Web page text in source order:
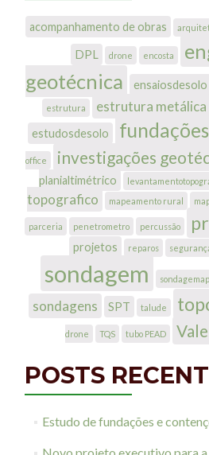
acompanhamento de obras
DPL drone encosta
geotécnica
ensaiosdesolo
estrutura estrutura metálica
estudosdesolo
fundações
office investigações
planialtimétrico
topografico
mapeamento rural
parceria penetrometro percussão
projetos reparos
sondagem
sondagens SPT talude
drone TQS tubo PEAD
POSTS
Estudo de fundações e